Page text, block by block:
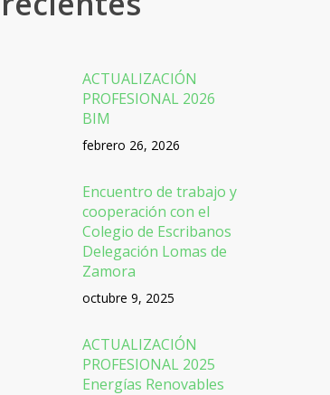
ACTUALIZACIÓN
PROFESIONAL 2026
BIM
febrero 26, 2026
Encuentro de trabajo y
cooperación con el
Colegio de Escribanos
Delegación Lomas de
Zamora
octubre 9, 2025
ACTUALIZACIÓN
PROFESIONAL 2025
Energías Renovables